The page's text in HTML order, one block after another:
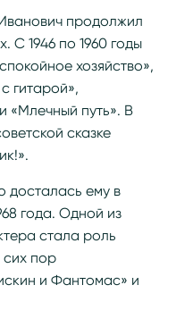
продолжил
С 1946 по 1960 годы
хозяйство»,
гитарой»,
«Млечный путь». В
сказке
досталась ему в
года. Одной из
стала роль
пор
и Фантомас» и